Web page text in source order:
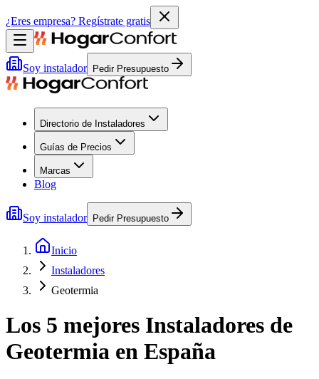
¿Eres empresa? Regístrate gratis
Soy instalador Pedir Presupuesto
Directorio de Instaladores
Guías de Precios
Marcas
Blog
Soy instalador Pedir Presupuesto
Inicio
Instaladores
Geotermia
Los 5 mejores Instaladores de
Geotermia en España